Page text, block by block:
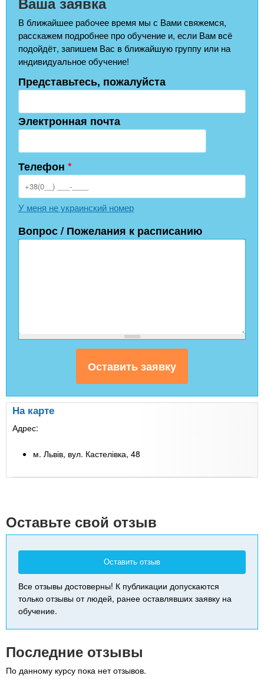
В ближайшее рабочее время мы с Вами свяжемся,
расскажем подробнее про обучение и, если Вам всё
подойдёт, запишем Вас в ближайшую группу или на
индивидуальное обучение!
Представьтесь, пожалуйста
Электронная почта
Телефон *
У меня не украинский номер
Вопрос / Пожелания к расписанию
На карте
Адрес:
м. Львів, вул. Кастелівка, 48
Оставьте свой отзыв
Оставить отзыв
Все отзывы достоверны! К публикации допускаются
только отзывы от людей, ранее оставлявших заявку на
обучение.
Последние отзывы
По данному курсу пока нет отзывов.